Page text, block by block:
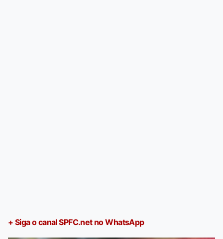
+ Siga o canal SPFC.net no WhatsApp